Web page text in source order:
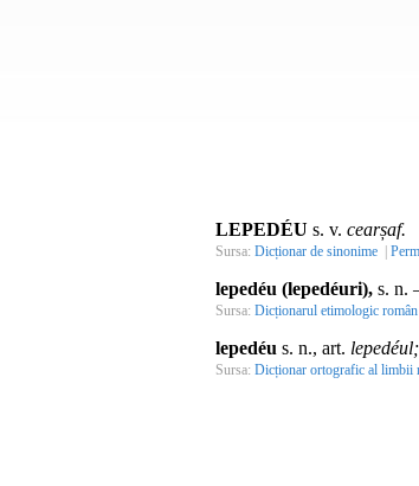
LEPEDÉU s. v. cearșaf.
Sursa: Dicționar de sinonime |
lepedéu (lepedéuri), s. n.
Sursa: Dicționarul etimologic român
lepedéu s. n., art. lepedéul;
Sursa: Dicționar ortografic al limbii